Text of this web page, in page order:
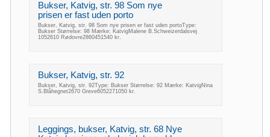
Bukser, Katvig, str. 98 Som nye
prisen er fast uden porto
Bukser, Katvig, str. 98 Som nye prisen er fast uden portoType:
Bukser Størrelse: 98 Mærke: KatvigMalene B.Schweizerdalsvej
1052610 Rødovre2860451540 kr.
Bukser, Katvig, str. 92
Bukser, Katvig, str. 92Type: Bukser Størrelse: 92 Mærke: KatvigNina
S.Blåhegnet2670 Greve6052271050 kr.
Leggings, bukser, Katvig, str. 68 Nye